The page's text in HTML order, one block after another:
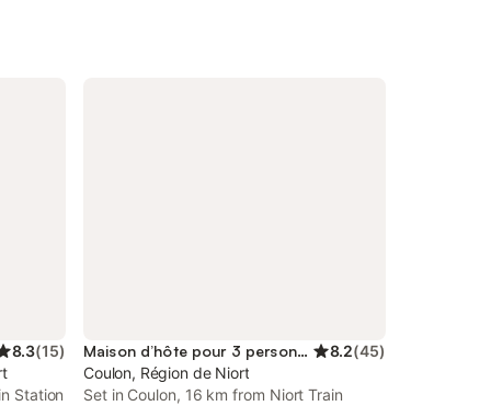
8.3(15)
Station
Maison d’hôte pour 3 personnes 8.2(45)
Coulon, Région de Niort
Set in Coulon, 16 km from Niort Train